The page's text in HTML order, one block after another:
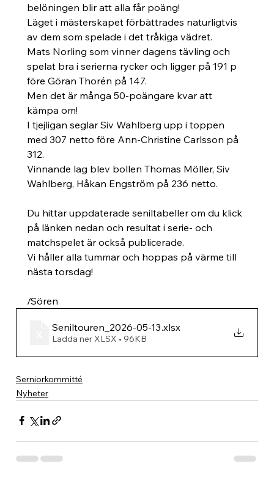
belöningen blir att alla får poäng!
Läget i mästerskapet förbättrades naturligtvis
av dem som spelade i det tråkiga vädret.
Mats Norling som vinner dagens tävling och
spelat bra i serierna rycker och ligger på 191 p
före Göran Thorén på 147.
Men det är många 50-poängare kvar att
kämpa om!
I tjejligan seglar Siv Wahlberg upp i toppen
med 307 netto före Ann-Christine Carlsson på
312.
Vinnande lag blev bollen Thomas Möller, Siv
Wahlberg, Håkan Engström på 236 netto.
Du hittar uppdaterade seniltabeller om du klick
på länken nedan och resultat i serie- och
matchspelet är också publicerade.
Vi håller alla tummar och hoppas på värme till
nästa torsdag!
/Sören
Seniltouren_2026-05-13.xlsx
Ladda ner XLSX • 96KB
Serniorkommitté
Nyheter